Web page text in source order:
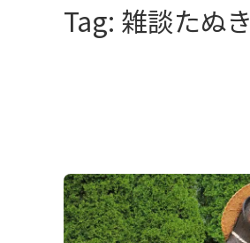
クライアントの声
出版書籍等
個人情報保護法関連
株式・M&A関連法務
Tag: 雑談たぬき